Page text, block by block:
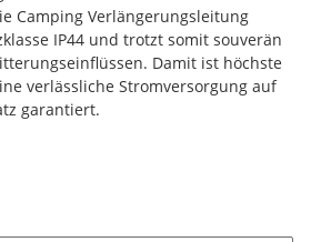
Camping Verlängerungsleitung
IP44 und trotzt somit souverän
Damit ist höchste
verlässliche Stromversorgung auf
garantiert.